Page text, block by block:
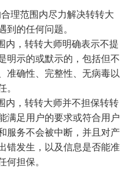
理范围内尽力解决转转大
到的任何问题。
内，转转大师明确表示不提
明示的或默示的，包括但不
准确性、完整性、无病毒以
。
内，转转大师并不担保转转
满足用户的要求或符合用户
服务不会被中断，并且对产
错发生，以及信息是否能准
何担保。